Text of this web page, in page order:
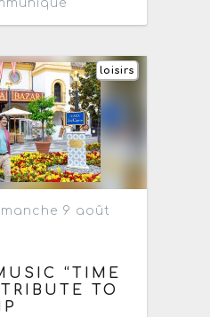
loisirs
9 août
“TIME
TO